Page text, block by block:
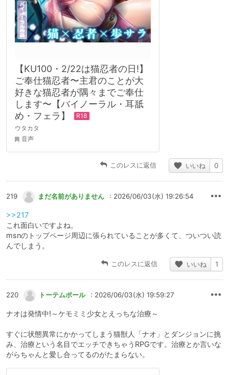
【KU100・2/22は猫忍者の日!】
ご奉仕猫忍者〜主君のことが大
好きな猫忍者が隅々までご奉仕
します〜【バイノーラル・耳舐
め・フェラ】
ウタカタ
音声
このレスに返信 いいね 0
219 まだ名前がありません : 2026/06/03(水) 19:26:54
>>217
これ面白いですよね。
msnのトップページ周辺に張られていることが多くて、ついつい読
んでしまう。
このレスに返信 いいね 1
220 トーテムポール : 2026/06/03(水) 19:59:27
ナオは発情中!～ケモミミ少女とえっちな治療～
すぐに状態異常にかかってしまう猫獣人「ナオ」とダンジョンに挑
み、治療という名目でエッチできちゃうRPGです。治療とか言いな
がらちゃんと愛し合ってるのがたまらない。